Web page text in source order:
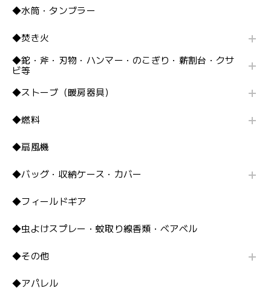
◆水筒・タンブラー
◆焚き火
◆鉈・斧・刃物・ハンマー・のこぎり・薪割台・クサ
ビ等
◆ストーブ（暖房器具）
◆燃料
◆扇風機
◆バッグ・収納ケース・カバー
◆フィールドギア
◆虫よけスプレー・蚊取り線香類・ベアベル
◆その他
◆アパレル